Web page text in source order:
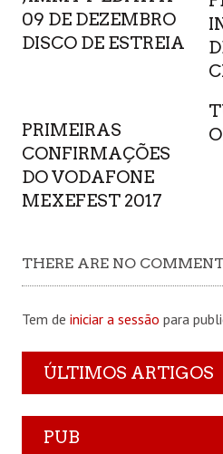
09 DE DEZEMBRO
DISCO DE ESTREIA
PRIMEIRAS
CONFIRMAÇÕES
DO VODAFONE
MEXEFEST 2017
THERE ARE NO
Tem de iniciar a sessão para
ÚLTIMOS ARTIGOS
PUB